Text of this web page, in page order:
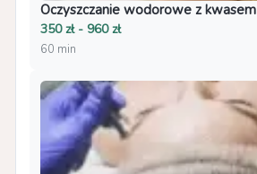
Oczyszczanie wodorowe z kwasem
350 zł - 960 zł
60 min